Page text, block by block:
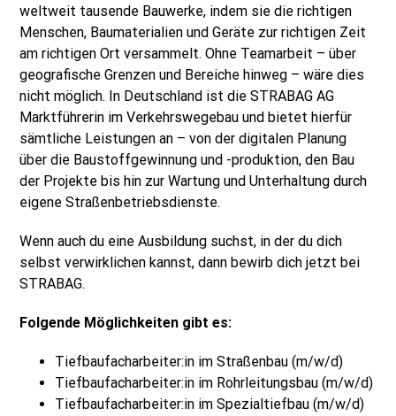
weltweit tausende Bauwerke, indem sie die richtigen
Menschen, Baumaterialien und Geräte zur richtigen Zeit
am richtigen Ort versammelt. Ohne Teamarbeit – über
geografische Grenzen und Bereiche hinweg – wäre dies
nicht möglich. In Deutschland ist die STRABAG AG
Marktführerin im Verkehrswegebau und bietet hierfür
sämtliche Leistungen an – von der digitalen Planung
über die Baustoffgewinnung und -produktion, den Bau
der Projekte bis hin zur Wartung und Unterhaltung durch
eigene Straßenbetriebsdienste.
Wenn auch du eine Ausbildung suchst, in der du dich
selbst verwirklichen kannst, dann bewirb dich jetzt bei
STRABAG.
Folgende Möglichkeiten gibt es:
Tiefbaufacharbeiter:in im Straßenbau (m/w/d)
Tiefbaufacharbeiter:in im Rohrleitungsbau (m/w/d)
Tiefbaufacharbeiter:in im Spezialtiefbau (m/w/d)